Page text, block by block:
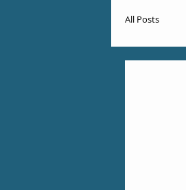
All Posts